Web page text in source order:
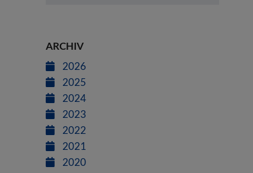
ARCHIV
2026
2025
2024
2023
2022
2021
2020